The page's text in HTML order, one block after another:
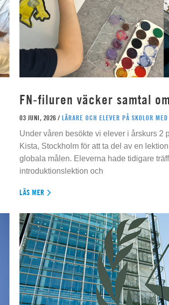
FN-filuren väcker samtal
03 JUNI, 2026 / LÄRARE OCH ELEVER PÅ SKOLOR
Under våren besökte vi elever i årskurs 2
Kista, Stockholm för att ta del av en
globala målen. Eleverna hade tidigare
introduktionslektion och
LÄS MER